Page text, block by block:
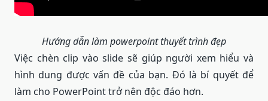
Hướng dẫn làm powerpoint thuyết trình đẹp
Việc chèn clip vào slide sẽ giúp người xem hiểu và
hình dung được vấn đề của bạn. Đó là bí quyết để
làm cho PowerPoint trở nên độc đáo hơn.